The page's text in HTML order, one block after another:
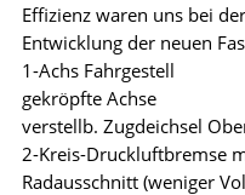
Effizienz waren uns bei der
Entwicklung der neuen
1-Achs Fahrgestell
gekröpfte Achse
verstellb. Zugdeichsel
2-Kreis-Druckluftbremse
Radausschnitt (weniger